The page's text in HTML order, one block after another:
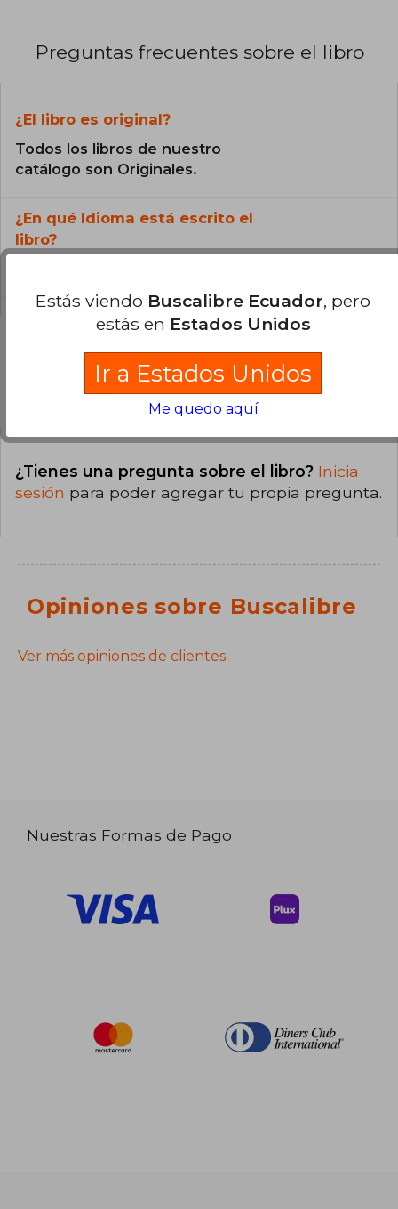
Preguntas frecuentes sobre el libro
¿El libro es original?
Todos los libros de nuestro
catálogo son Originales.
¿En qué Idioma está escrito el
libro?
Preguntas y respuestas sobre el libro
¿Tienes una pregunta sobre el libro? Inicia
sesión para poder agregar tu propia pregunta.
Opiniones sobre Buscalibre
Ver más opiniones de clientes
Nuestras Formas de Pago
Estás viendo Buscalibre Ecuador, pero
estás en Estados Unidos
Ir a Estados Unidos
Me quedo aquí